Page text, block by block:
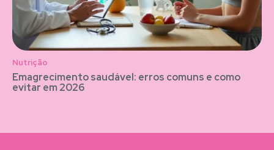
Nutrição
Emagrecimento saudável: erros comuns e como
evitar em 2026